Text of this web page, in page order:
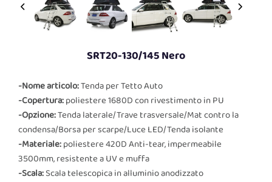
SRT20-130/145 Nero
-Nome articolo:Tenda per Tetto Auto
-Copertura:poliestere 1680D con rivestimento in PU
-Opzione:Tenda laterale/Trave trasversale/Mat contro la
condensa/Borsa per scarpe/Luce LED/Tenda isolante
-Materiale:poliestere 420D Anti-tear, impermeabile
3500mm, resistente a UV e muffa
-Scala:Scala telescopica in alluminio anodizzato